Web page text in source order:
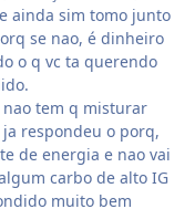
ainda sim tomo junto
se nao, é dinheiro
o q vc ta querendo
nao tem q misturar
respondeu o porq,
de energia e nao vai
carbo de alto IG
muito bem